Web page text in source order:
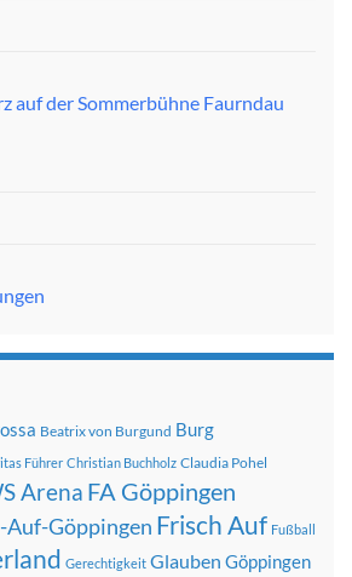
auf der Sommerbühne Faurndau
Beatrix von Burgund Burg
Führer Christian Buchholz Claudia Pohel
Arena FA Göppingen
Auf-Göppingen Frisch Auf Fußball
Gerechtigkeit Glauben Göppingen